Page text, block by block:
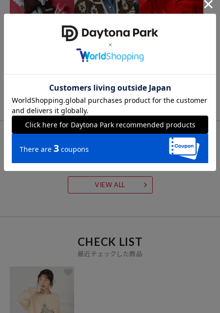
3,118
FREAK'S STORE
ノルディック ジップショ
3,918
＜新色追加＞ショート ス
ンリーネック ニット
4,127
FOR YOU
VIEW ALL
CHECK LIST
最近チェックした商品